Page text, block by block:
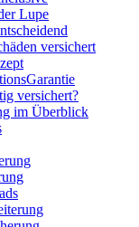
Lupe
versichert
versichert?
im Überblick